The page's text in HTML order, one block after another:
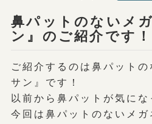
鼻パットのないメ
ン』のご紹介です！
ご紹介するのは鼻パット
サン』です！
以前から鼻パットが気に
今回は鼻パットのないメ